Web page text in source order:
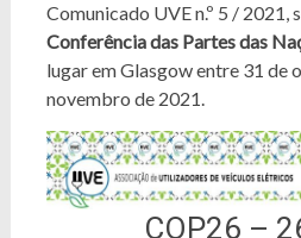
Comunicado UVE n.º 5 / 2021,
Conferência das Partes das
lugar em Glasgow entre 31 de
novembro de 2021.
COP26 –